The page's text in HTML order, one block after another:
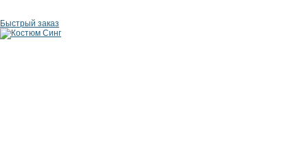
Быстрый заказ